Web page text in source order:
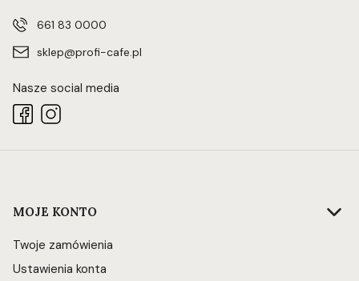
661 83 0000
sklep@profi-cafe.pl
Nasze social media
Linki w stopce
MOJE KONTO
Twoje zamówienia
Ustawienia konta